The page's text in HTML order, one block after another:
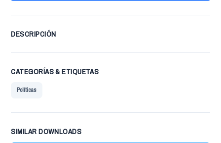
DESCRIPCIÓN
CATEGORÍAS & ETIQUETAS
Políticas
SIMILAR DOWNLOADS